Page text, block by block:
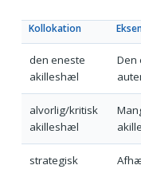
Kollokation
den eneste
akilleshæl
Den
alvorlig/kritisk
akilleshæl
strategisk